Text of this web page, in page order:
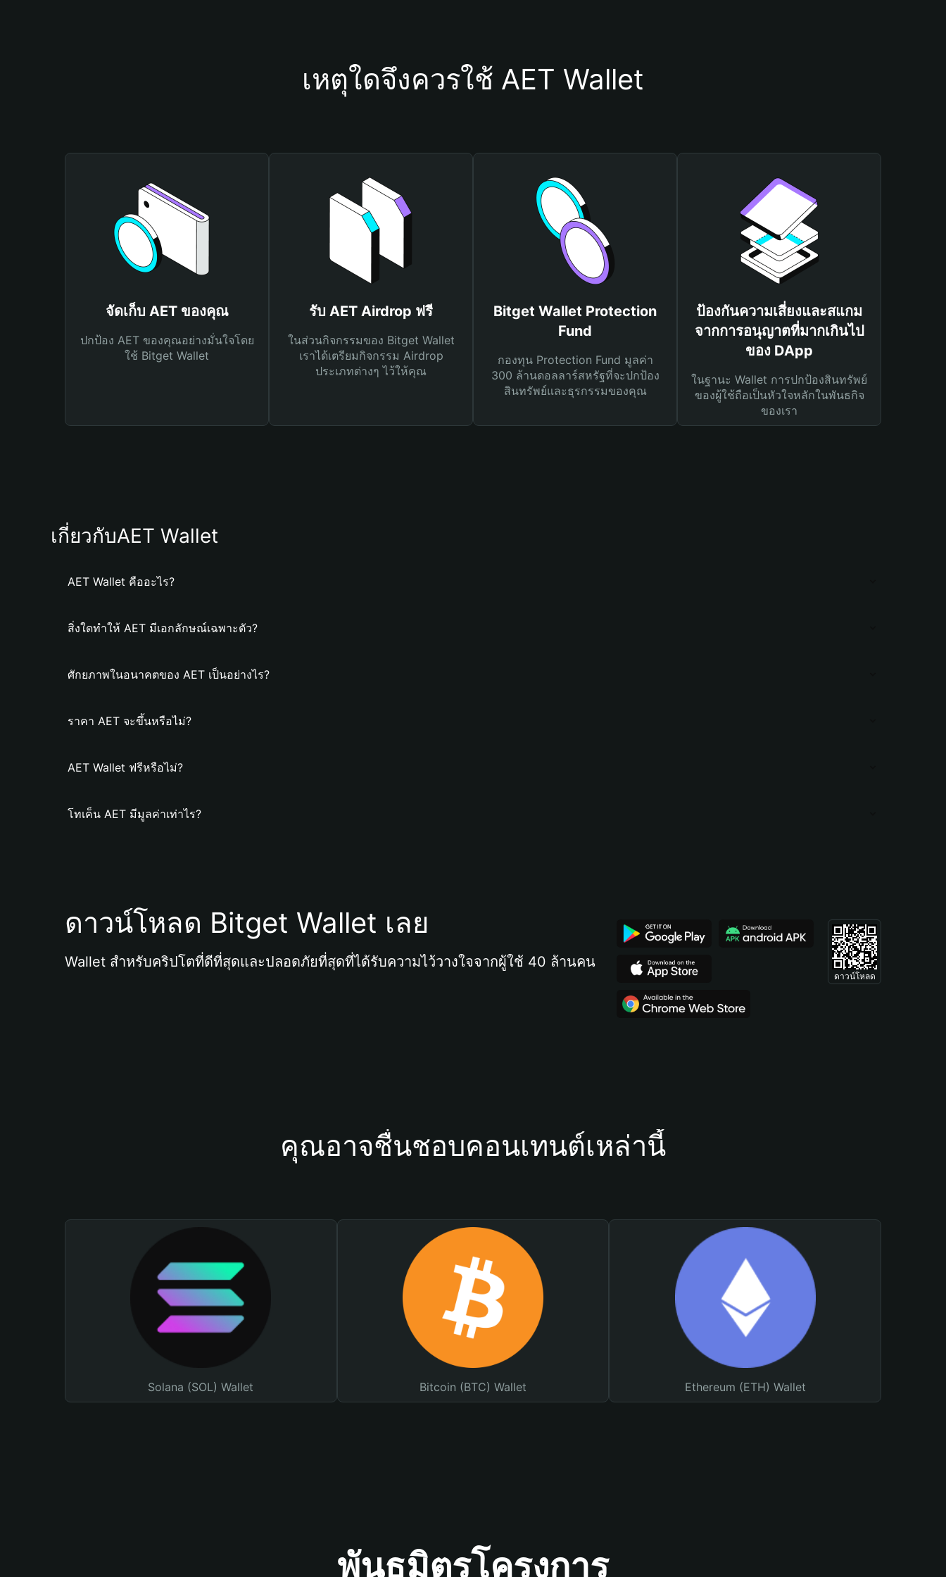
เหตุใดจึงควรใช้ AET Wallet
จัดเก็บ AET ของคุณ
ปกป้อง AET ของคุณอย่างมั่นใจโดย
ใช้ Bitget Wallet
รับ AET Airdrop ฟรี
ในส่วนกิจกรรมของ Bitget Wallet
เราได้เตรียมกิจกรรม Airdrop
ประเภทต่างๆ ไว้ให้คุณ
Bitget Wallet Protection
Fund
กองทุน Protection Fund มูลค่า
300 ล้านดอลลาร์สหรัฐที่จะปกป้อง
สินทรัพย์และธุรกรรมของคุณ
ป้องกันความเสี่ยงและสแกม
จากการอนุญาตที่มากเกินไป
ของ DApp
ในฐานะ Wallet การปกป้องสินทรัพย์
ของผู้ใช้ถือเป็นหัวใจหลักในพันธกิจ
ของเรา
เกี่ยวกับAET Wallet
AET Wallet คืออะไร?
สิ่งใดทำให้ AET มีเอกลักษณ์เฉพาะตัว?
ศักยภาพในอนาคตของ AET เป็นอย่างไร?
ราคา AET จะขึ้นหรือไม่?
AET Wallet ฟรีหรือไม่?
โทเค็น AET มีมูลค่าเท่าไร?
ดาวน์โหลด Bitget Wallet เลย
Wallet สำหรับคริปโตที่ดีที่สุดและปลอดภัยที่สุดที่ได้รับความไว้วางใจจากผู้ใช้ 40 ล้านคน
ดาวน์โหลด
คุณอาจชื่นชอบคอนเทนต์เหล่านี้
Solana (SOL) Wallet Bitcoin (BTC) Wallet Ethereum (ETH) Wallet
พันธมิตรโครงการ